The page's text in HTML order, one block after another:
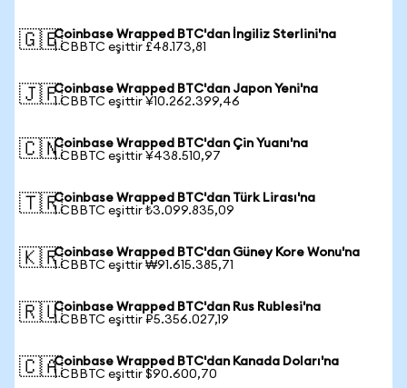
🇬🇧Coinbase Wrapped BTC'dan İngiliz Sterlini'na
1 CBBTC eşittir £48.173,81
🇯🇵Coinbase Wrapped BTC'dan Japon Yeni'na
1 CBBTC eşittir ¥10.262.399,46
🇨🇳Coinbase Wrapped BTC'dan Çin Yuanı'na
1 CBBTC eşittir ¥438.510,97
🇹🇷Coinbase Wrapped BTC'dan Türk Lirası'na
1 CBBTC eşittir ₺3.099.835,09
🇰🇷Coinbase Wrapped BTC'dan Güney Kore Wonu'na
1 CBBTC eşittir ₩91.615.385,71
🇷🇺Coinbase Wrapped BTC'dan Rus Rublesi'na
1 CBBTC eşittir ₽5.356.027,19
🇨🇦Coinbase Wrapped BTC'dan Kanada Doları'na
1 CBBTC eşittir $90.600,70